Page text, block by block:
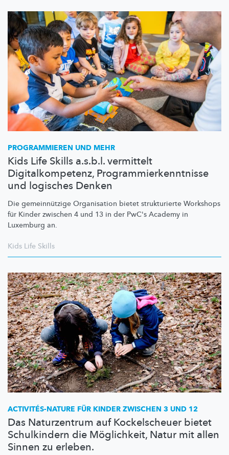
PROGRAMMIEREN UND MEHR
Kids Life Skills a.s.b.l. vermittelt
Digitalkompetenz, Programmierkenntnisse
und logisches Denken
Die gemeinnützige Organisation bietet strukturierte Workshops
für Kinder zwischen 4 und 13 in der PwC's Academy in
Luxemburg an.
Kids Life Skills
ACTIVITÉS-NATURE FÜR KINDER ZWISCHEN 3 UND 12
Das Naturzentrum auf Kockelscheuer bietet
Schulkindern die Möglichkeit, Natur mit allen
Sinnen zu erleben.